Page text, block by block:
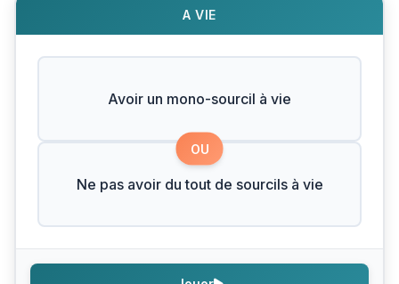
A VIE
Avoir un mono-sourcil à vie
OU
Ne pas avoir du tout de sourcils à vie